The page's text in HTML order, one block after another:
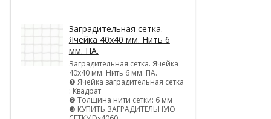
Заградительная сетка.
Ячейка 40х40 мм. Нить 6
мм. ПА.
Заградительная сетка. Ячейка
40х40 мм. Нить 6 мм. ПА.
❶ Ячейка заградительная сетка
: Квадрат
❷ Толщина нити сетки: 6 мм
❸ КУПИТЬ ЗАГРАДИТЕЛЬНУЮ